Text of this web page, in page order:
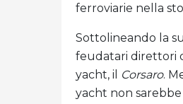
ferroviarie nella
Sottolineando la
feudatari direttori
yacht, il
Corsaro.
yacht non